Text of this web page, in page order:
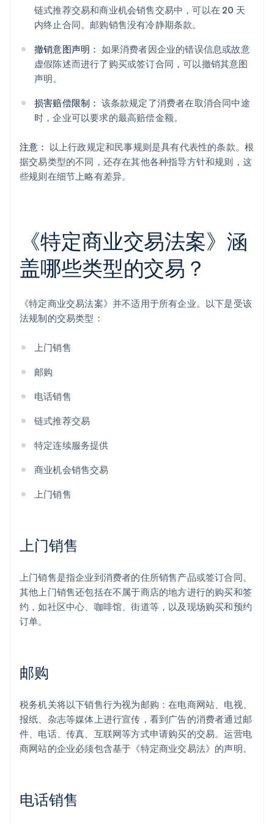
链式推荐交易和商业机会销售交易中，可以在 20 天
内终止合同。邮购销售没有冷静期条款。
撤销意图声明： 如果消费者因企业的错误信息或故意
虚假陈述而进行了购买或签订合同，可以撤销其意图
声明。
损害赔偿限制： 该条款规定了消费者在取消合同中途
时，企业可以要求的最高赔偿金额。
注意： 以上行政规定和民事规则是具有代表性的条款。根
据交易类型的不同，还存在其他各种指导方针和规则，这
些规则在细节上略有差异。
《特定商业交易法案》涵
盖哪些类型的交易？
《特定商业交易法案》并不适用于所有企业。以下是受该
法规制的交易类型：
上门销售
邮购
电话销售
链式推荐交易
特定连续服务提供
商业机会销售交易
上门销售
上门销售
上门销售是指企业到消费者的住所销售产品或签订合同。
其他上门销售还包括在不属于商店的地方进行的购买和签
约，如社区中心、咖啡馆、街道等，以及现场购买和预约
订单。
邮购
税务机关将以下销售行为视为邮购：在电商网站、电视、
报纸、杂志等媒体上进行宣传，看到广告的消费者通过邮
件、电话、传真、互联网等方式申请购买的交易。运营电
商网站的企业必须包含基于《特定商业交易法》的声明。
电话销售